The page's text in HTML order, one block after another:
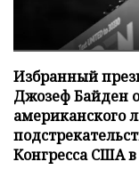
Избранный
Джозеф Байден
американского
Конгресса США